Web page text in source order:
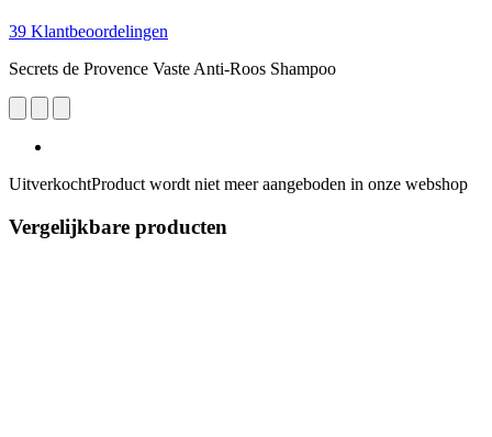
39 Klantbeoordelingen
Secrets de Provence Vaste Anti-Roos Shampoo
UitverkochtProduct wordt niet meer aangeboden in onze webshop
Vergelijkbare producten